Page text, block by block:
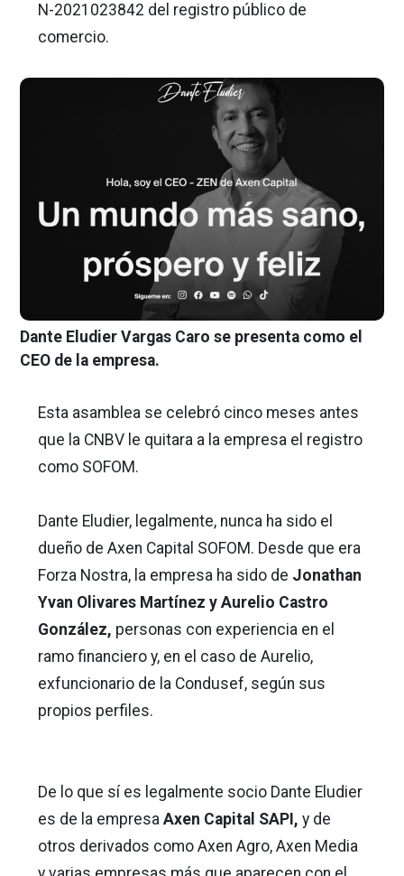
N-2021023842 del registro público de
comercio.
Dante Eludier Vargas Caro se presenta como el
CEO de la empresa.
Esta asamblea se celebró cinco meses antes
que la CNBV le quitara a la empresa el registro
como SOFOM.
Dante Eludier, legalmente, nunca ha sido el
dueño de Axen Capital SOFOM. Desde que era
Forza Nostra, la empresa ha sido de Jonathan
Yvan Olivares Martínez y Aurelio Castro
González, personas con experiencia en el
ramo financiero y, en el caso de Aurelio,
exfuncionario de la Condusef, según sus
propios perfiles.
De lo que sí es legalmente socio Dante Eludier
es de la empresa Axen Capital SAPI, y de
otros derivados como Axen Agro, Axen Media